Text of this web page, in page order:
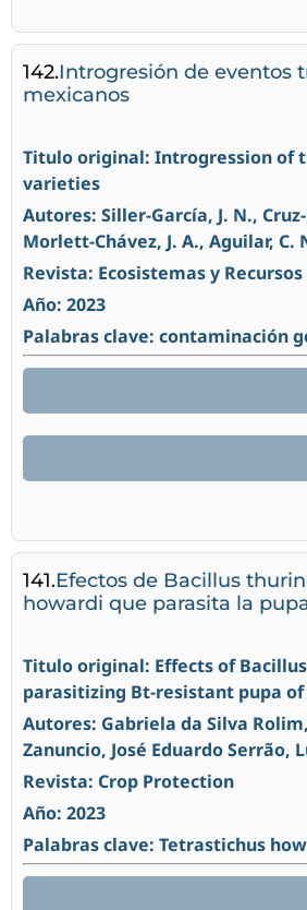
142.Introgresión de eventos
mexicanos
Titulo original: Introgression of
varieties
Autores: Siller-García, J. N.,
Morlett-Chávez, J. A., Aguilar,
Revista: Ecosistemas y
Año: 2023
Palabras clave: contaminación
141.Efectos de Bacillus
howardi que parasita la
Titulo original: Effects of
parasitizing Bt-resistant pupa
Autores: Gabriela da Silva
Zanuncio, José Eduardo Serrão,
Revista: Crop Protection
Año: 2023
Palabras clave: Tetrastichus